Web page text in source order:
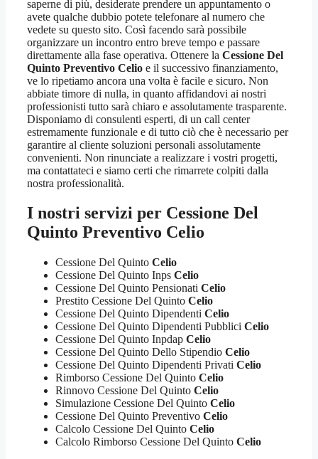
saperne di più, desiderate prendere un appuntamento o
avete qualche dubbio potete telefonare al numero che
vedete su questo sito. Così facendo sarà possibile
organizzare un incontro entro breve tempo e passare
direttamente alla fase operativa. Ottenere la Cessione Del
Quinto Preventivo Celio e il successivo finanziamento,
ve lo ripetiamo ancora una volta è facile e sicuro. Non
abbiate timore di nulla, in quanto affidandovi ai nostri
professionisti tutto sarà chiaro e assolutamente trasparente.
Disponiamo di consulenti esperti, di un call center
estremamente funzionale e di tutto ciò che è necessario per
garantire al cliente soluzioni personali assolutamente
convenienti. Non rinunciate a realizzare i vostri progetti,
ma contattateci e siamo certi che rimarrete colpiti dalla
nostra professionalità.
I nostri servizi per Cessione Del
Quinto Preventivo Celio
Cessione Del Quinto Celio
Cessione Del Quinto Inps Celio
Cessione Del Quinto Pensionati Celio
Prestito Cessione Del Quinto Celio
Cessione Del Quinto Dipendenti Celio
Cessione Del Quinto Dipendenti Pubblici Celio
Cessione Del Quinto Inpdap Celio
Cessione Del Quinto Dello Stipendio Celio
Cessione Del Quinto Dipendenti Privati Celio
Rimborso Cessione Del Quinto Celio
Rinnovo Cessione Del Quinto Celio
Simulazione Cessione Del Quinto Celio
Cessione Del Quinto Preventivo Celio
Calcolo Cessione Del Quinto Celio
Calcolo Rimborso Cessione Del Quinto Celio